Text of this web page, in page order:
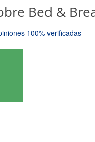
Bed &
100% verificadas